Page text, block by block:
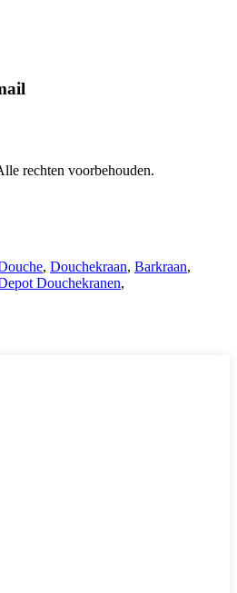
rechten voorbehouden.
, Douchekraan, Barkraan,
Douchekranen,